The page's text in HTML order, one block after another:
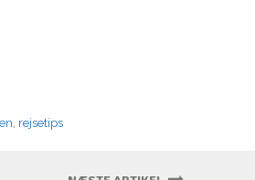
rejsetips